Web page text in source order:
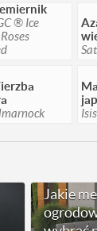
® Ice
Isis
Jakie